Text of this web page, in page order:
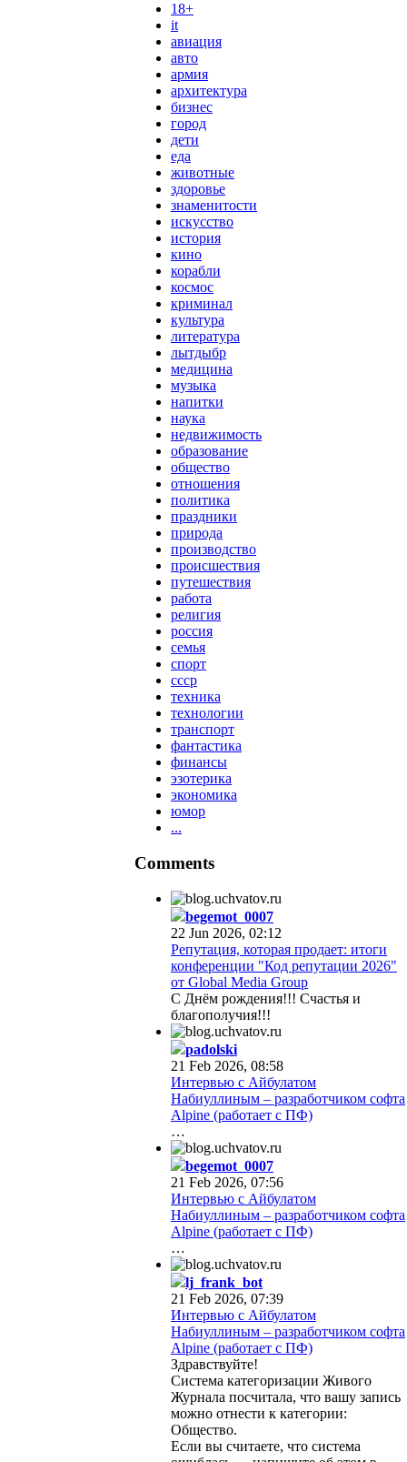
18+
it
авиация
авто
армия
архитектура
бизнес
город
дети
еда
животные
здоровье
знаменитости
искусство
история
кино
корабли
космос
криминал
культура
литература
лытдыбр
медицина
музыка
напитки
наука
недвижимость
образование
общество
отношения
политика
праздники
природа
производство
происшествия
путешествия
работа
религия
россия
семья
спорт
ссср
техника
технологии
транспорт
фантастика
финансы
эзотерика
экономика
юмор
...
Comments
begemot_0007
22 Jun 2026, 02:12
Репутация, которая продает: итоги
конференции "Код репутации 2026"
от Global Media Group
С Днём рождения!!! Счастья и
благополучия!!!
padolski
21 Feb 2026, 08:58
Интервью с Айбулатом
Набиуллиным – разработчиком софта
Alpine (работает с ПФ)
…
begemot_0007
21 Feb 2026, 07:56
Интервью с Айбулатом
Набиуллиным – разработчиком софта
Alpine (работает с ПФ)
…
lj_frank_bot
21 Feb 2026, 07:39
Интервью с Айбулатом
Набиуллиным – разработчиком софта
Alpine (работает с ПФ)
Здравствуйте!
Система категоризации Живого
Журнала посчитала, что вашу запись
можно отнести к категории:
Общество.
Если вы считаете, что система